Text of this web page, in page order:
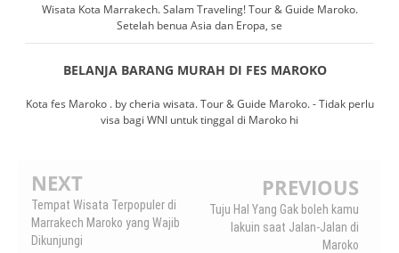
Wisata Kota Marrakech. Salam Traveling! Tour & Guide Maroko.
Setelah benua Asia dan Eropa, se
BELANJA BARANG MURAH DI FES MAROKO
Kota fes Maroko . by cheria wisata. Tour & Guide Maroko. - Tidak perlu
visa bagi WNI untuk tinggal di Maroko hi
NEXT
Tempat Wisata Terpopuler di
Marrakech Maroko yang Wajib
Dikunjungi
PREVIOUS
Tuju Hal Yang Gak boleh kamu
lakuin saat Jalan-Jalan di
Maroko